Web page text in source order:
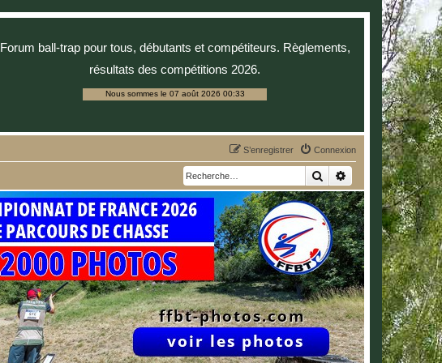
Forum ball-trap pour tous, débutants et compétiteurs. Règlements,
résultats des compétitions 2026.
Nous sommes le 07 août 2026 00:33
Connexion
S’enregistrer
RechercherRecherche avancée